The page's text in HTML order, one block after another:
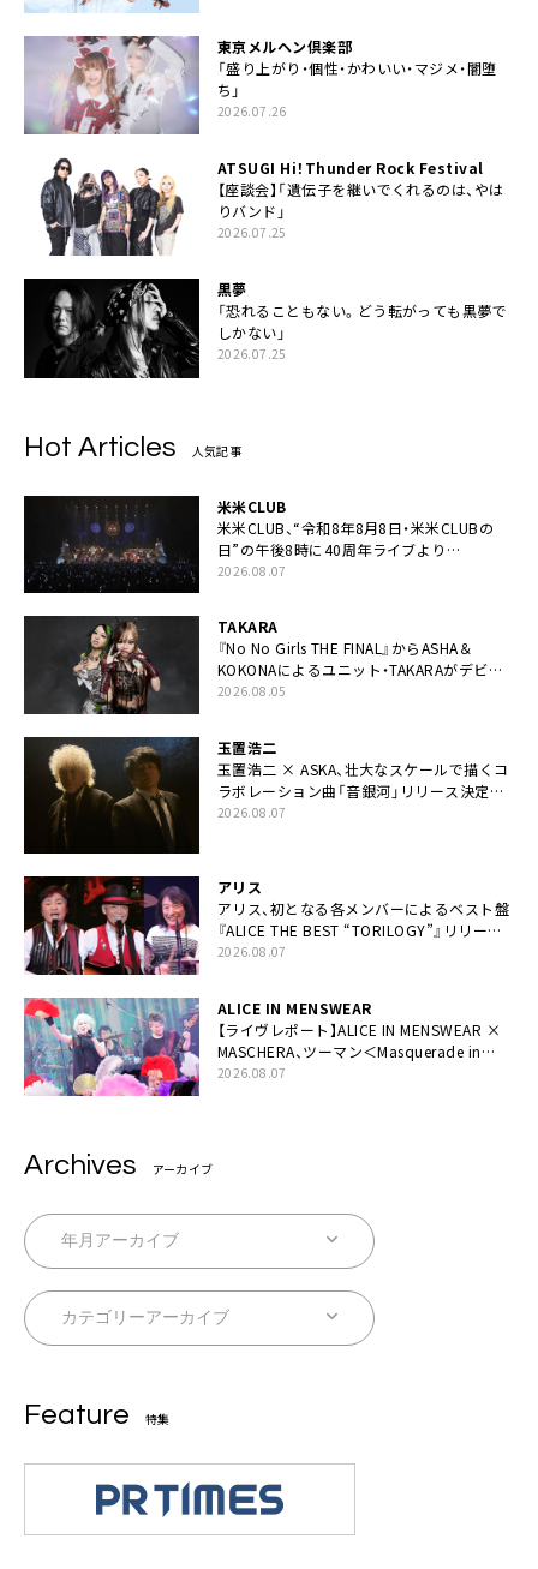
東京メルヘン倶楽部
「盛り上がり・個性・かわいい・マジメ・闇堕
ち」
2026.07.26
ATSUGI Hi！Thunder Rock Festival
【座談会】「遺伝子を継いでくれるのは、やは
りバンド」
2026.07.25
黒夢
「恐れることもない。どう転がっても黒夢で
しかない」
2026.07.25
Hot Articles 人気記事
米米CLUB
米米CLUB、“令和8年8月8日・米米CLUBの
日”の午後8時に40周年ライブより
「FANtachy medley」を88年限定公開
2026.08.07
TAKARA
『No No Girls THE FINAL』からASHA＆
KOKONAによるユニット・TAKARAがデビュ
ー
2026.08.05
玉置浩二
玉置浩二 × ASKA、壮大なスケールで描くコ
ラボレーション曲「音銀河」リリース決定。
カップリングには新曲「命の宿り」収録も
2026.08.07
アリス
アリス、初となる各メンバーによるベスト盤
『ALICE THE BEST “TORILOGY”』リリース
決定
2026.08.07
ALICE IN MENSWEAR
【ライヴレポート】ALICE IN MENSWEAR ×
MASCHERA、ツーマン＜Masquerade in
Wonderland＞に一夜限り豪華共演と14年
2026.08.07
Archives アーカイブ
Feature 特集